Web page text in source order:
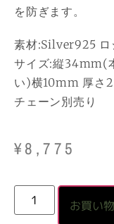
を防ぎます。
素材:Silver925 ロ
サイズ:縦34mm(
い)横10mm 厚さ
チェーン別売り
¥8,775
お買い